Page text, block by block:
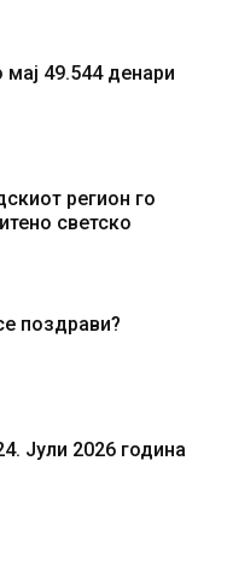
49.544 денари
регион го
светско
поздрави?
Јули 2026 година